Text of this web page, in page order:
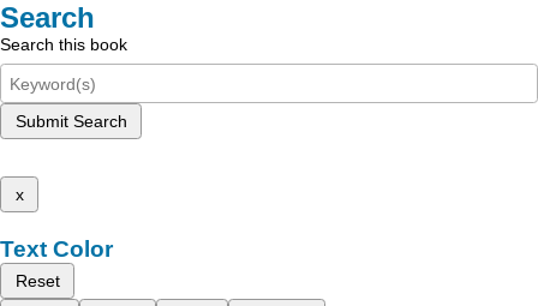
Search
Search this book
Submit Search
x
Text Color
Reset